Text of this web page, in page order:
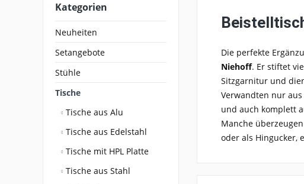
Kategorien
Neuheiten
Setangebote
Stühle
Tische
Tische aus Alu
Tische aus Edelstahl
Tische mit HPL Platte
Tische aus Stahl
Die perfekte
Niehoff. Er stiftet
Sitzgarnitur und
Verwandten nur
und auch komplett
Manche
oder als Hingucker,